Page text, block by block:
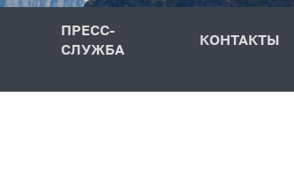
ПРЕСС-
СЛУЖБА
КОНТАКТЫ